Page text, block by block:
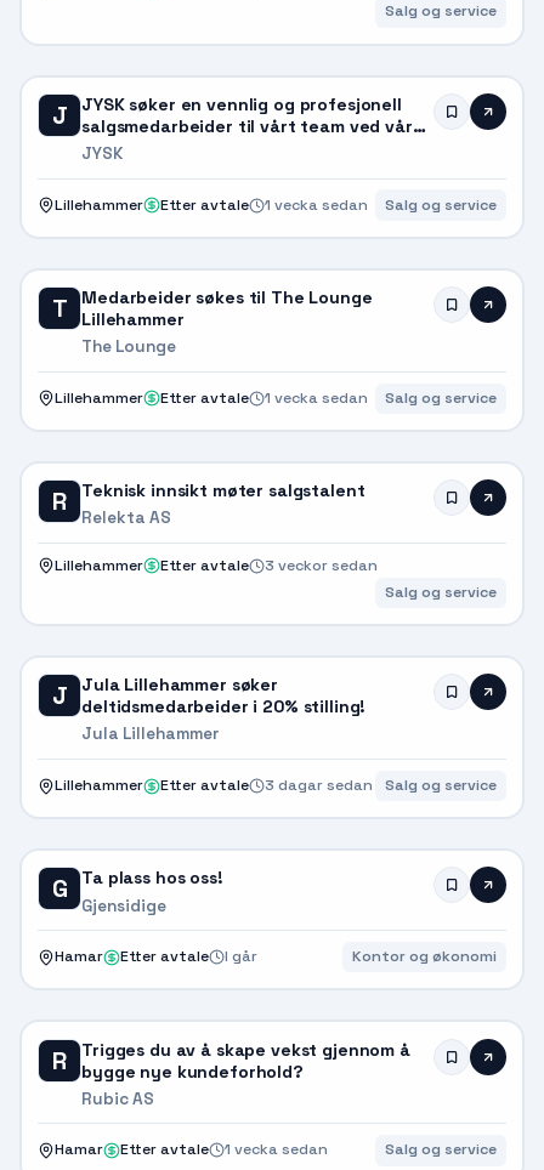
Salg og service
J
JYSK søker en vennlig og profesjonell
salgsmedarbeider til vårt team ved vår
avdeling i Lillehammer i Norge. I den...
JYSK
Lillehammer Etter avtale 1 vecka sedan Salg og service
T
Medarbeider søkes til The Lounge
Lillehammer
The Lounge
Lillehammer Etter avtale 1 vecka sedan Salg og service
R Teknisk innsikt møter salgstalent
Relekta AS
Lillehammer Etter avtale
3 veckor sedan
Salg og service
J
Jula Lillehammer søker
deltidsmedarbeider i 20% stilling!
Jula Lillehammer
Lillehammer Etter avtale 3 dagar sedan Salg og service
G Ta plass hos oss!
Gjensidige
Hamar Etter avtale I går Kontor og økonomi
R
Trigges du av å skape vekst gjennom å
bygge nye kundeforhold?
Rubic AS
Hamar Etter avtale 1 vecka sedan Salg og service